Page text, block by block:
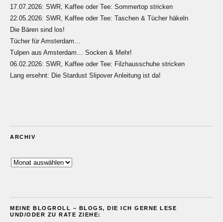
17.07.2026: SWR, Kaffee oder Tee: Sommertop stricken
22.05.2026: SWR, Kaffee oder Tee: Taschen & Tücher häkeln
Die Bären sind los!
Tücher für Amsterdam…
Tulpen aus Amsterdam… Socken & Mehr!
06.02.2026: SWR, Kaffee oder Tee: Filzhausschuhe stricken
Lang ersehnt: Die Stardust Slipover Anleitung ist da!
ARCHIV
Archiv
MEINE BLOGROLL – BLOGS, DIE ICH GERNE LESE
UND/ODER ZU RATE ZIEHE: